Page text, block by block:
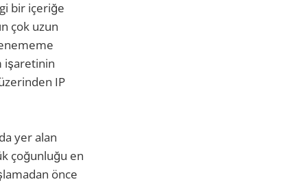
bir içeriğe
çok uzun
işaretinin
IP
yer alan
çoğunluğu en
önce